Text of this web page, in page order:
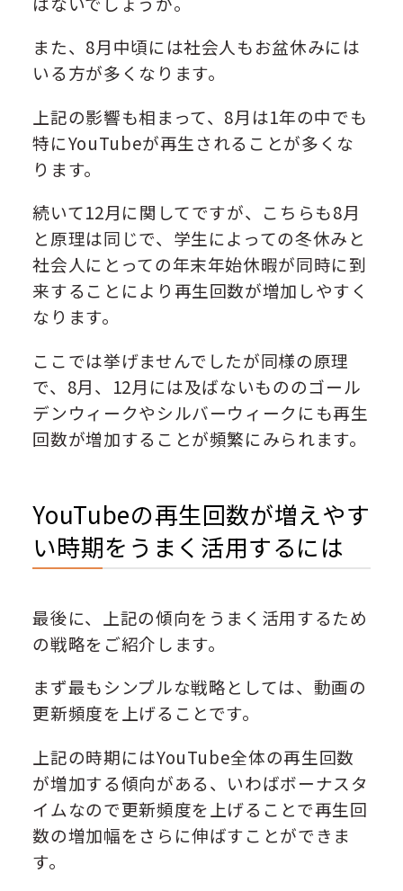
また、8月中頃には社会人もお盆休みには
いる方が多くなります。
上記の影響も相まって、8月は1年の中でも
特にYouTubeが再生されることが多くな
ります。
続いて12月に関してですが、こちらも8月
と原理は同じで、学生によっての冬休みと
社会人にとっての年末年始休暇が同時に到
来することにより再生回数が増加しやすく
なります。
ここでは挙げませんでしたが同様の原理
で、8月、12月には及ばないもののゴール
デンウィークやシルバーウィークにも再生
回数が増加することが頻繁にみられます。
YouTubeの再生回数が増えやす
い時期をうまく活用するには
最後に、上記の傾向をうまく活用するため
の戦略をご紹介します。
まず最もシンプルな戦略としては、動画の
更新頻度を上げることです。
上記の時期にはYouTube全体の再生回数
が増加する傾向がある、いわばボーナスタ
イムなので更新頻度を上げることで再生回
数の増加幅をさらに伸ばすことができま
す。